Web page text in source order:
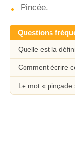
Pincée.
Questions
Quelle est la
Comment écrire
Le mot « pinçade